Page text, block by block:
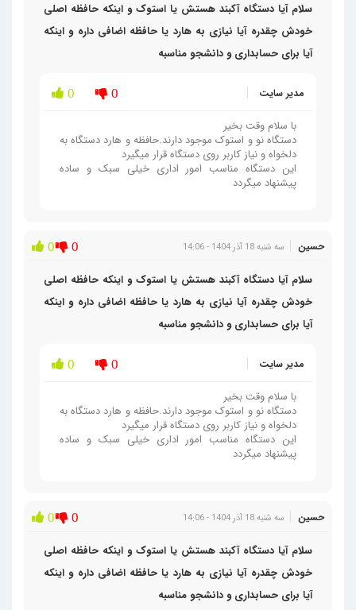
سلام آیا دستگاه آکبند هستش یا استوک و اینکه حافظه اصلی
خودش چقدره آیا نیازی به هارد یا حافظه اضافی داره و اینکه
آیا برای حسابداری و دانشجو مناسبه
مدیر سایت 0 0
با سلام وقت بخیر
دستگاه نو و استوک موجود دارند.حافظه و هارد دستگاه به
دلخواه و نیاز کاربر روی دستگاه قرار میگیرد
این دستگاه مناسب امور اداری خیلی سبک و ساده
پیشنهاد میگردد
حسین سه شنبه 18 آذر 1404 - 14:06 0 0
سلام آیا دستگاه آکبند هستش یا استوک و اینکه حافظه اصلی
خودش چقدره آیا نیازی به هارد یا حافظه اضافی داره و اینکه
آیا برای حسابداری و دانشجو مناسبه
مدیر سایت 0 0
با سلام وقت بخیر
دستگاه نو و استوک موجود دارند.حافظه و هارد دستگاه به
دلخواه و نیاز کاربر روی دستگاه قرار میگیرد
این دستگاه مناسب امور اداری خیلی سبک و ساده
پیشنهاد میگردد
حسین سه شنبه 18 آذر 1404 - 14:06 0 0
سلام آیا دستگاه آکبند هستش یا استوک و اینکه حافظه اصلی
خودش چقدره آیا نیازی به هارد یا حافظه اضافی داره و اینکه
آیا برای حسابداری و دانشجو مناسبه